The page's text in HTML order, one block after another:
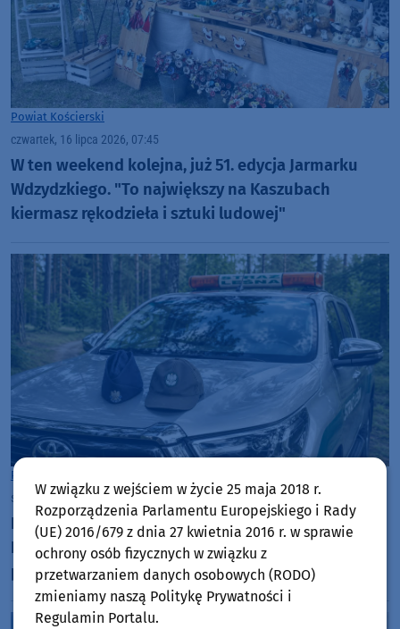
Powiat Kościerski
czwartek, 16 lipca 2026, 07:45
W ten weekend kolejna, już 51. edycja Jarmarku
Wdzydzkiego. "To największy na Kaszubach
kiermasz rękodzieła i sztuki ludowej"
Powiat Kościerski
środa, 15 lipca 2026, 11:36
Nie obyło się bez mandatów i pouczeń.
Funkcjonariusze Straży Leśnej i na wspólnych
patrolach w lasach w Dziemianach i Lipuszu
W związku z wejściem w życie 25 maja 2018 r.
Rozporządzenia Parlamentu Europejskiego i Rady
(UE) 2016/679 z dnia 27 kwietnia 2016 r. w sprawie
ochrony osób fizycznych w związku z
przetwarzaniem danych osobowych (RODO)
zmieniamy naszą Politykę Prywatności i
Regulamin Portalu.